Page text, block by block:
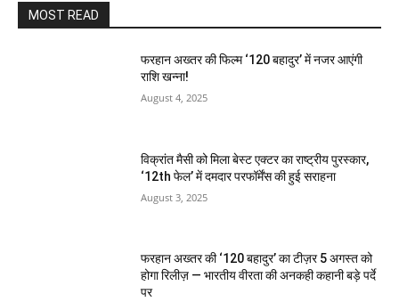
MOST READ
फरहान अख्तर की फिल्म ‘120 बहादुर’ में नजर आएंगी
राशि खन्ना!
August 4, 2025
विक्रांत मैसी को मिला बेस्ट एक्टर का राष्ट्रीय पुरस्कार,
‘12th फेल’ में दमदार परफॉर्मेंस की हुई सराहना
August 3, 2025
फरहान अख्तर की ‘120 बहादुर’ का टीज़र 5 अगस्त को
होगा रिलीज़ — भारतीय वीरता की अनकही कहानी बड़े पर्दे
पर